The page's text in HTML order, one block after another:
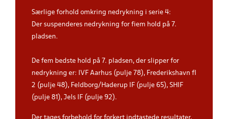
Særlige forhold omkring nedrykning i serie 4:
Der suspenderes nedrykning for fiem hold på 7.
pladsen.
De fem bedste hold på 7. pladsen, der slipper for
nedrykning er: IVF Aarhus (pulje 78), Frederikshavn fI
2 (pulje 48), Feldborg/Haderup IF (pulje 65), SHIF
(pulje 81), Jels IF (pulje 92).